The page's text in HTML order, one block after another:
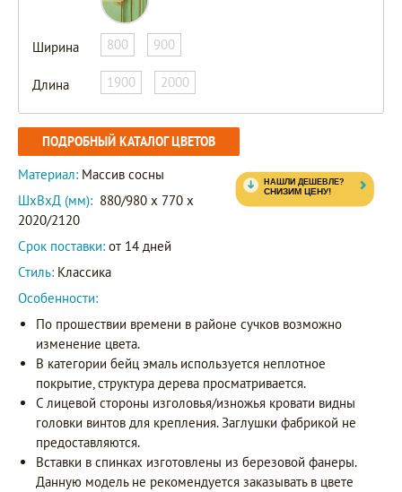
Ширина 800 900
Длина 1900 2000
ПОДРОБНЫЙ КАТАЛОГ ЦВЕТОВ
Материал: Массив сосны
ШxВxД (мм): 880/980 x 770 x
2020/2120
Срок поставки: от 14 дней
Стиль: Классика
Особенности:
По прошествии времени в районе сучков возможно
изменение цвета.
В категории бейц эмаль используется неплотное
покрытие, структура дерева просматривается.
С лицевой стороны изголовья/изножья кровати видны
головки винтов для крепления. Заглушки фабрикой не
предоставляются.
Вставки в спинках изготовлены из березовой фанеры.
Данную модель не рекомендуется заказывать в цвете